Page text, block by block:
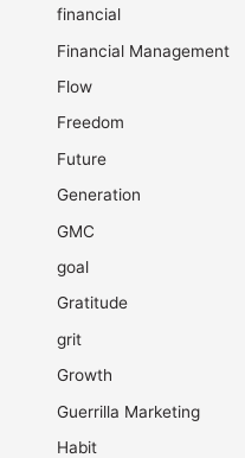
financial
Financial Management
Flow
Freedom
Future
Generation
GMC
goal
Gratitude
grit
Growth
Guerrilla Marketing
Habit